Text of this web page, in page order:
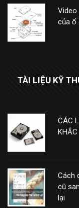
Video
của ổ
TÀI LIỆU KỸ
CÁC
KHẮC
Cách
cũ
lại